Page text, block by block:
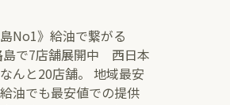
No1》給油で繋がる
島で7店舗展開中 西日本
んと20店舗。 地域最安
油でも最安値での提供